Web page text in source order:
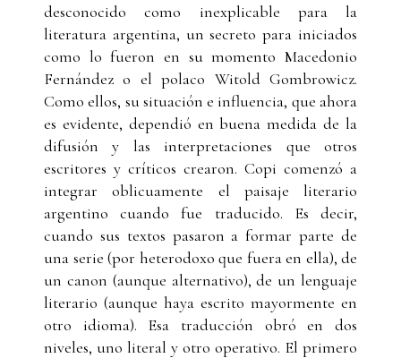
desconocido como inexplicable para la
literatura argentina, un secreto para iniciados
como lo fueron en su momento Macedonio
Fernández o el polaco Witold Gombrowicz.
Como ellos, su situación e influencia, que ahora
es evidente, dependió en buena medida de la
difusión y las interpretaciones que otros
escritores y críticos crearon. Copi comenzó a
integrar oblicuamente el paisaje literario
argentino cuando fue traducido. Es decir,
cuando sus textos pasaron a formar parte de
una serie (por heterodoxo que fuera en ella), de
un canon (aunque alternativo), de un lenguaje
literario (aunque haya escrito mayormente en
otro idioma). Esa traducción obró en dos
niveles, uno literal y otro operativo. El primero